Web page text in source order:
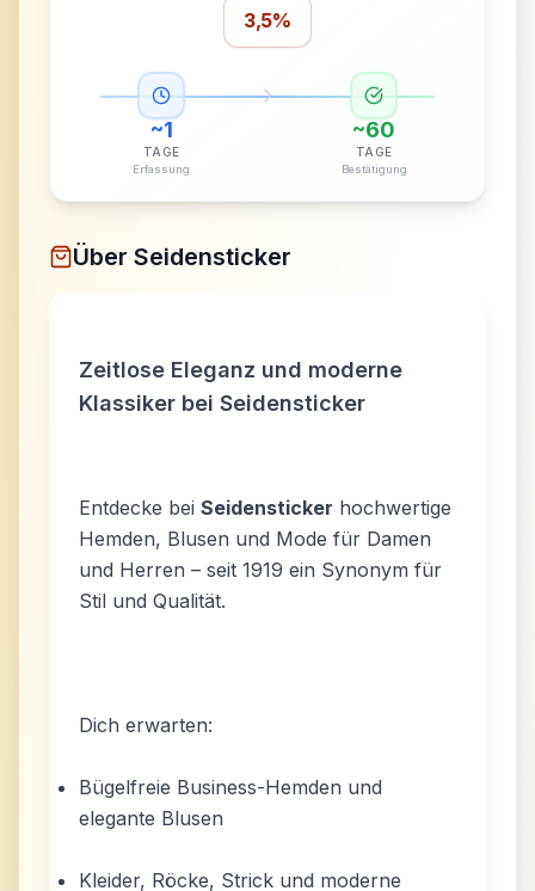
3,5%
~1
TAGE
Erfassung
~60
TAGE
Bestätigung
Über Seidensticker
Zeitlose Eleganz und moderne
Klassiker bei Seidensticker
Entdecke bei Seidensticker hochwertige
Hemden, Blusen und Mode für Damen
und Herren – seit 1919 ein Synonym für
Bügelfreie Business-Hemden und
elegante Blusen
Kleider, Röcke, Strick und moderne